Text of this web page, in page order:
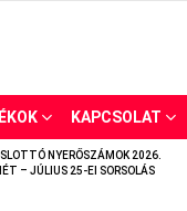
KAPCSOLAT
NYERŐSZÁMOK 2026.
– JÚLIUS 25-EI SORSOLÁS